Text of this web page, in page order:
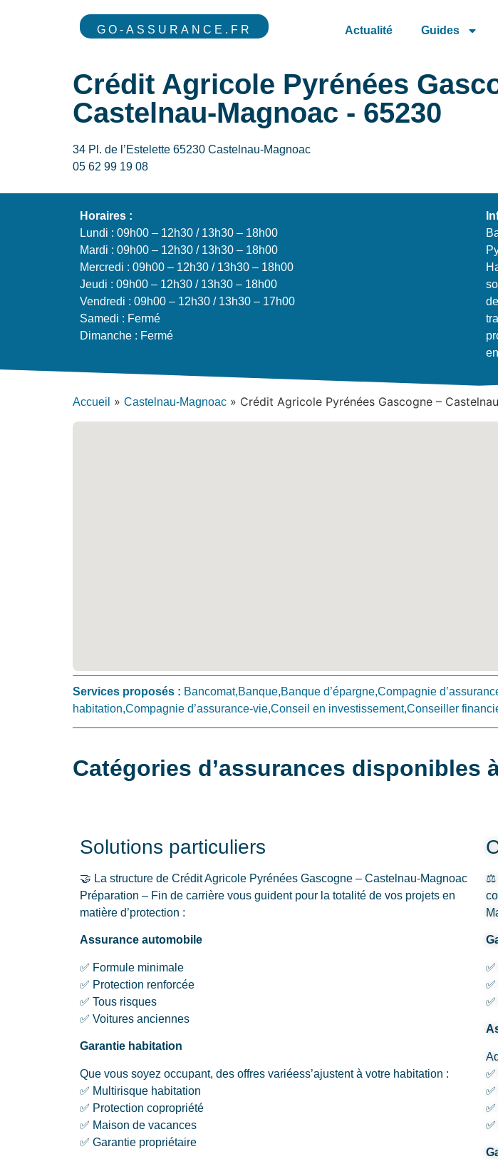
GO-ASSURANCE.FR Actualité Guides
Crédit Agricole Pyrénées
Castelnau-Magnoac - 65230
34 Pl. de l’Estelette 65230 Castelnau-Magnoac
05 62 99 19 08
Horaires :
Lundi : 09h00 – 12h30 / 13h30 – 18h00
Mardi : 09h00 – 12h30 / 13h30 – 18h00
Mercredi : 09h00 – 12h30 / 13h30 – 18h00
Jeudi : 09h00 – 12h30 / 13h30 – 18h00
Vendredi : 09h00 – 12h30 / 13h30 – 17h00
Samedi : Fermé
Dimanche : Fermé
Accueil » Castelnau-Magnoac » Crédit Agricole Pyrénées Gascogne –
Services proposés : Bancomat,Banque,Banque d’épargne,Compagnie
habitation,Compagnie d’assurance-vie,Conseil en investissement,Conseiller
Catégories d’assurances disponibles
Solutions particuliers
🤝 La structure de Crédit Agricole Pyrénées Gascogne – Castelnau-Magnoac
Préparation – Fin de carrière vous guident pour la totalité de vos projets en
matière d’protection :
Assurance automobile
✅ Formule minimale
✅ Protection renforcée
✅ Tous risques
✅ Voitures anciennes
Garantie habitation
Que vous soyez occupant, des offres variéess’ajustent à votre habitation :
✅ Multirisque habitation
✅ Protection copropriété
✅ Maison de vacances
✅ Garantie propriétaire
⚖️